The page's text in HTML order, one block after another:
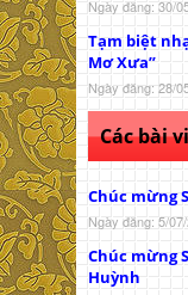
Ngày đăng: 30/
Tạm biệt
Mơ Xưa”
Ngày đăng: 28/
Các bài
Chúc mừng
Ngày đăng: 5/
Chúc mừng
Huỳnh